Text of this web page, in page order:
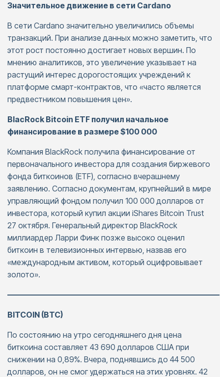
Значительное движение в сети Cardano
В сети Cardano значительно увеличились объемы
транзакций. При анализе данных можно заметить, что
этот рост постоянно достигает новых вершин. По
мнению аналитиков, это увеличение указывает на
растущий интерес дорогостоящих учреждений к
платформе смарт-контрактов, что «часто является
предвестником повышения цен».
BlacRock Bitcoin ETF получил начальное
финансирование в размере $100 000
Компания BlackRock получила финансирование от
первоначального инвестора для создания биржевого
фонда биткоинов (ETF), согласно вчерашнему
заявлению. Согласно документам, крупнейший в мире
управляющий фондом получил 100 000 долларов от
инвестора, который купил акции iShares Bitcoin Trust
27 октября. Генеральный директор BlackRock
миллиардер Ларри Финк позже высоко оценил
биткоин в телевизионных интервью, назвав его
«международным активом, который оцифровывает
золото».
———————————————————————————
BITCOIN (BTC)
По состоянию на утро сегодняшнего дня цена
биткоина составляет 43 690 долларов США при
снижении на 0,89%. Вчера, поднявшись до 44 500
долларов, он не смог удержаться на этих уровнях. 42